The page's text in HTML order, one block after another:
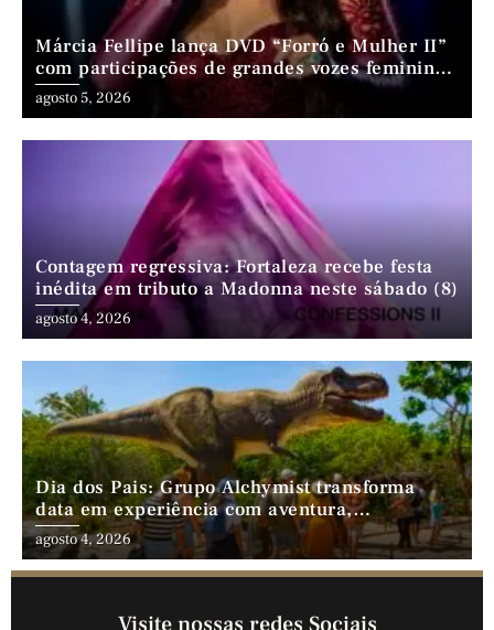
Márcia Fellipe lança DVD “Forró e Mulher II”
com participações de grandes vozes femininas
do forró
agosto 5, 2026
Contagem regressiva: Fortaleza recebe festa
inédita em tributo a Madonna neste sábado (8)
agosto 4, 2026
Dia dos Pais: Grupo Alchymist transforma
data em experiência com aventura,
gastronomia e lazer em família
agosto 4, 2026